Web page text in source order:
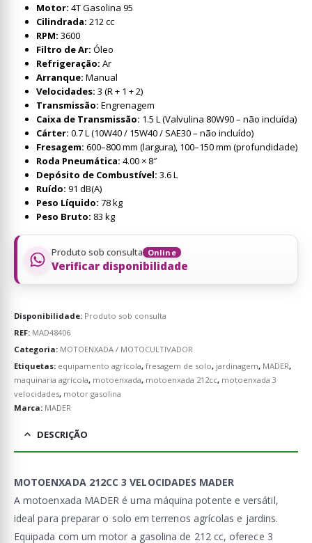
Motor: 4T Gasolina 95
Cilindrada: 212 cc
RPM: 3600
Filtro de Ar: Óleo
Refrigeração: Ar
Arranque: Manual
Velocidades: 3 (R + 1 + 2)
Transmissão: Engrenagem
Caixa de Transmissão: 1.5 L (Valvulina 80W90 – não incluída)
Cárter: 0.7 L (10W40 / 15W40 / SAE30 – não incluído)
Fresagem: 600–800 mm (largura), 100–150 mm (profundidade)
Roda Pneumática: 4.00 × 8″
Depósito de Combustível: 3.6 L
Ruído: 91 dB(A)
Peso Líquido: 78 kg
Peso Bruto: 83 kg
Produto sob consulta Online
Verificar disponibilidade
Disponibilidade: Produto sob consulta
REF: MAD48406
Categoria: MOTOENXADA / MOTOCULTIVADOR
Etiquetas: equipamento agrícola, fresagem de solo, jardinagem, MADER,
maquinaria agrícola, motoenxada, motoenxada 212cc, motoenxada 3
velocidades, motor gasolina
Marca: MADER
DESCRIÇÃO
MOTOENXADA 212CC 3 VELOCIDADES MADER
A motoenxada MADER é uma máquina potente e versátil,
ideal para preparar o solo em terrenos agrícolas e jardins.
Equipada com um motor a gasolina de 212 cc, oferece 3